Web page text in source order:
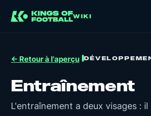
WIKI
← Retour à l'aperçu
Entraînement
L'entraînement a deux visages :